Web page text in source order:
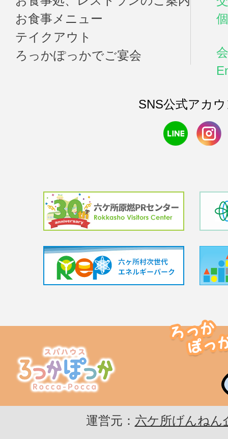
お食事メニュー
テイクアウト
ろっかぽっかでご宴会
SNS公式アカ
スパハウスろっか
運営元： 六ケ所げんねん